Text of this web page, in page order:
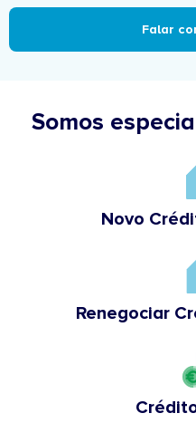
Falar
Somos
Novo
Renegociar